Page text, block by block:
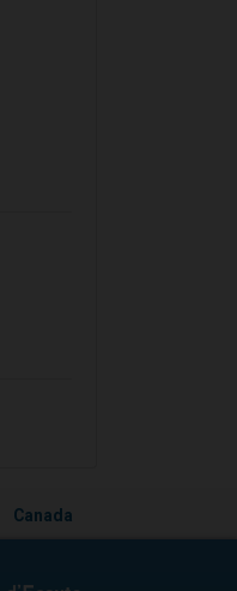
Canada